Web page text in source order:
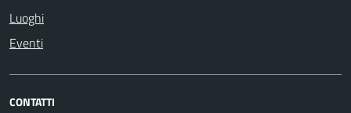
Luoghi
Eventi
CONTATTI